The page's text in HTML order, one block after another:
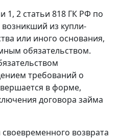
1, 2 статьи 818 ГК РФ по
из купли-
или иного основания,
обязательством.
требований о
в форме,
договора займа
возврата